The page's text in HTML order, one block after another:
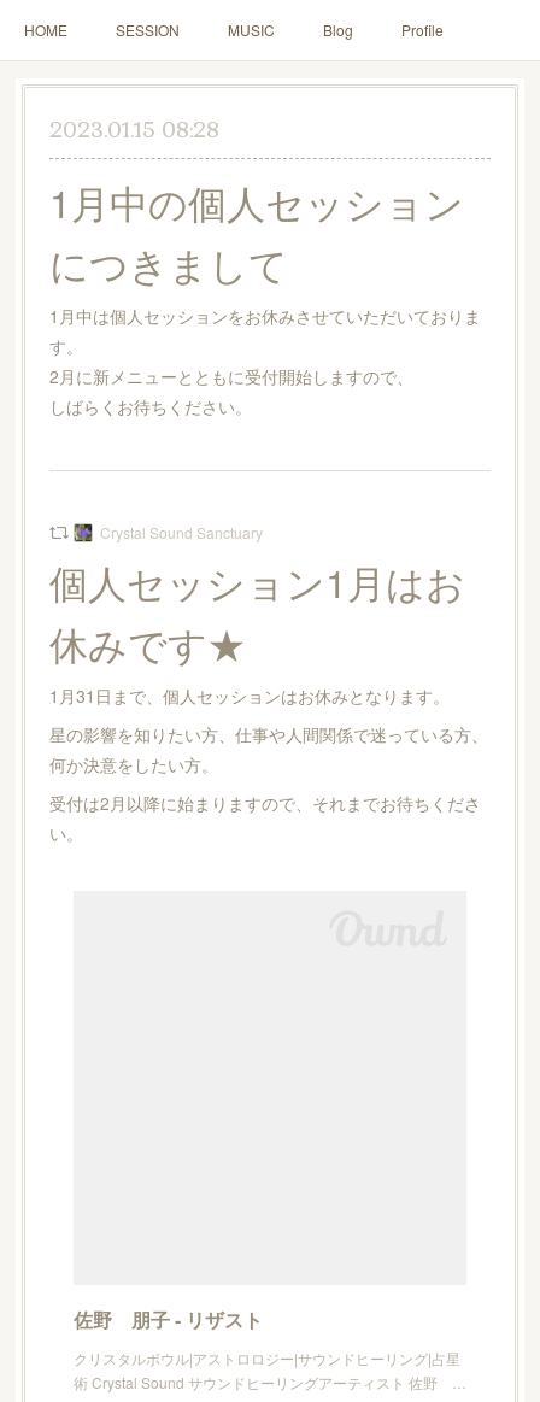
HOME SESSION MUSIC Blog Profile
2023.01.15 08:28
1月中の個人セッション
につきまして
1月中は個人セッションをお休みさせていただいておりま
す。
2月に新メニューとともに受付開始しますので、
しばらくお待ちください。
Crystal Sound Sanctuary
個人セッション1月はお
休みです★
1月31日まで、個人セッションはお休みとなります。
星の影響を知りたい方、仕事や人間関係で迷っている方、
何か決意をしたい方。
受付は2月以降に始まりますので、それまでお待ちくださ
い。
佐野 朋子 - リザスト
クリスタルボウル|アストロロジー|サウンドヒーリング|占星
術 Crystal Sound サウンドヒーリングアーティスト 佐野 …